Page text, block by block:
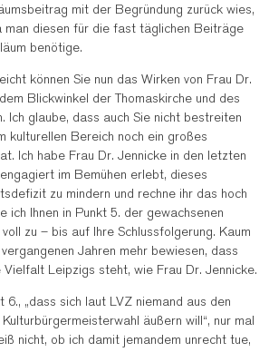
mit der Begründung zurück wies,
man diesen für die fast täglichen Beiträge
benötige.
können Sie nun das Wirken von Frau Dr.
Blickwinkel der Thomaskirche und des
Ich glaube, dass auch Sie nicht bestreiten
kulturellen Bereich noch ein großes
Ich habe Frau Dr. Jennicke in den letzten
im Bemühen erlebt, dieses
zu mindern und rechne ihr das hoch
ich Ihnen in Punkt 5. der gewachsenen
zu – bis auf Ihre Schlussfolgerung. Kaum
Jahren mehr bewiesen, dass
Leipzigs steht, wie Frau Dr. Jennicke.
6., „dass sich laut LVZ niemand aus den
äußern will“, nur mal
nicht, ob ich damit jemandem unrecht tue,